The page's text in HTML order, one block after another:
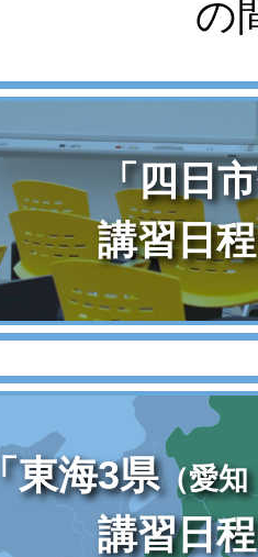
の
「四日
講習日
「東海3県（愛知
講習日